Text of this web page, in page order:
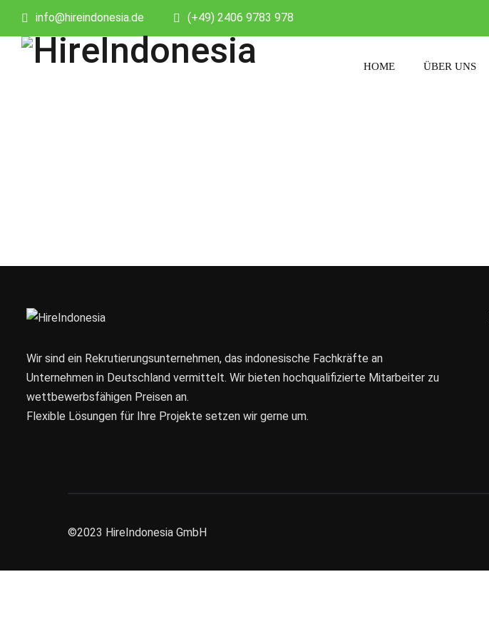
info@hireindonesia.de (+49) 2406 9783 978
HOME ÜBER UNS
Wir sind ein Rekrutierungsunternehmen, das indonesische Fachkräfte an
Unternehmen in Deutschland vermittelt. Wir bieten hochqualifizierte Mitarbeiter zu
wettbewerbsfähigen Preisen an.
Flexible Lösungen für Ihre Projekte setzen wir gerne um.
©2023 HireIndonesia GmbH